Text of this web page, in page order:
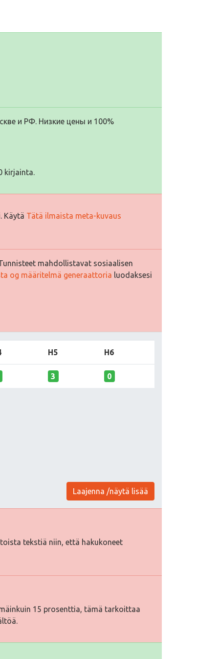
и РФ. Низкие цены и 100%
kirjainta.
Käytä Tätä ilmaista meta-kuvaus
mahdollistavat sosiaalisen
og määritelmä generaattoria luodaksesi
H5 H6
3 0
Laajenna /näytä lisää
tekstiä niin, että hakukoneet
15 prosenttia, tämä tarkoittaa